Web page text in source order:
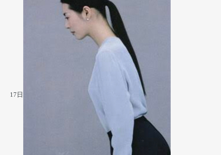
17日